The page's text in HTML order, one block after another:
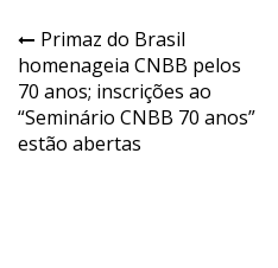
Navegação
de
Post
Primaz do Brasil
homenageia CNBB pelos
70 anos; inscrições ao
“Seminário CNBB 70 anos”
estão abertas